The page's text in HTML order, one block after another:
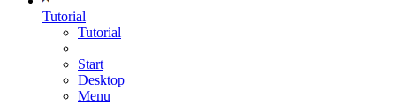
Tutorial
Tutorial
Start
Desktop
Menu